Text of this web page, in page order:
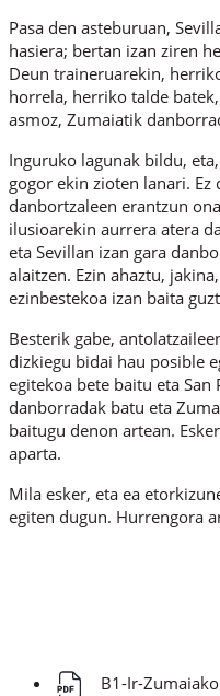
Pasa den asteburuan,
hasiera; bertan izan ziren
Deun traineruarekin,
horrela, herriko talde
asmoz, Zumaiatik
Inguruko lagunak bildu,
gogor ekin zioten lanari. Ez
danbortzaleen erantzun
ilusioarekin aurrera atera
eta Sevillan izan gara
alaitzen. Ezin ahaztu,
ezinbestekoa izan baita
Besterik gabe,
dizkiegu bidai hau posible
egitekoa bete baitu eta San
danborradak batu eta
baitugu denon artean.
aparta.
Mila esker, eta ea
egiten dugun. Hurrengora
B1-Ir-